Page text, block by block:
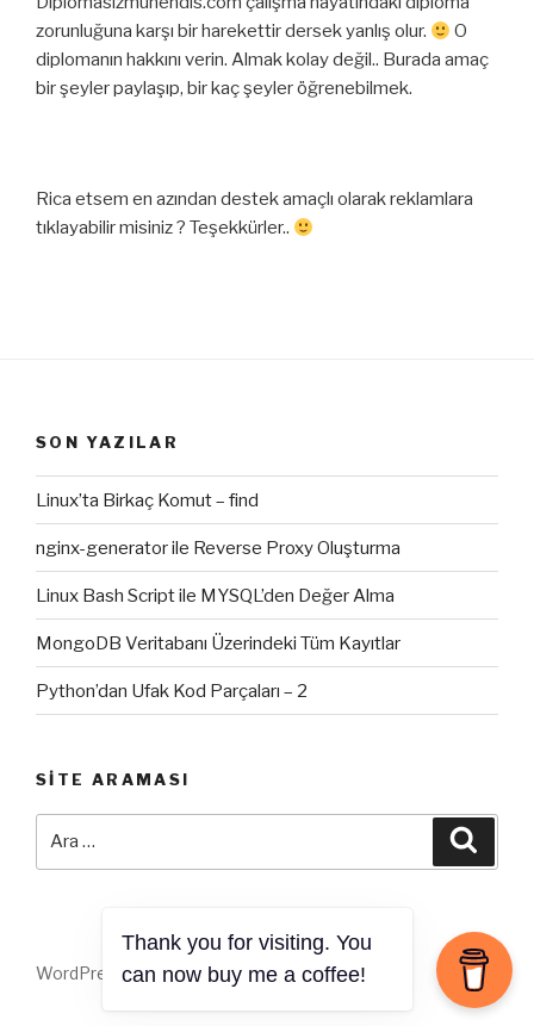
zorunluğuna karşı bir harekettir dersek yanlış olur.
O
diplomanın hakkını verin. Almak kolay değil.. Burada amaç
bir şeyler paylaşıp, bir kaç şeyler öğrenebilmek.
Rica etsem en azından destek amaçlı olarak reklamlara
tıklayabilir misiniz ? Teşekkürler..
SON YAZILAR
Linux’ta Birkaç Komut – find
nginx-generator ile Reverse Proxy Oluşturma
Linux Bash Script ile MYSQL’den Değer Alma
MongoDB Veritabanı Üzerindeki Tüm Kayıtlar
Python’dan Ufak Kod Parçaları – 2
SITE ARAMASI
WordPress gururla sunar
Thank you for visiting. You
can now buy me a coffee!